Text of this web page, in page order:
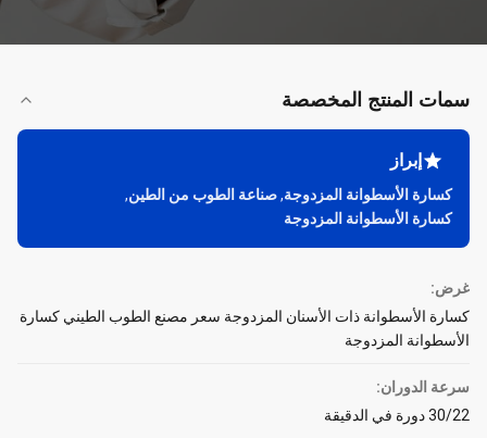
سمات المنتج المخصصة
إبراز
كسارة الأسطوانة المزدوجة,صناعة الطوب من الطين,
كسارة الأسطوانة المزدوجة
غرض:
كسارة الأسطوانة ذات الأسنان المزدوجة سعر مصنع الطوب الطيني كسارة
الأسطوانة المزدوجة
سرعة الدوران:
30/22 دورة في الدقيقة